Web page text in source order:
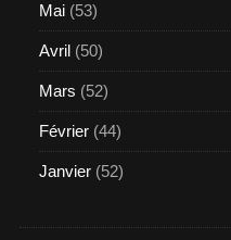
Mai (53)
Avril (50)
Mars (52)
Février (44)
Janvier (52)